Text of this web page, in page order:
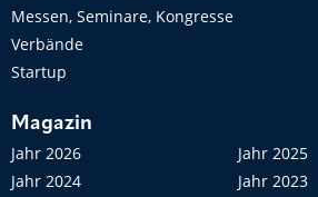
Messen, Seminare, Kongresse
Verbände
Startup
Magazin
Jahr 2026
Jahr 2025
Jahr 2024
Jahr 2023